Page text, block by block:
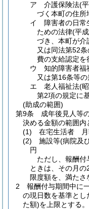
ア
介護保険法(
づく本町の住所
イ
障害者の日常
ための法律(平
づき、本町が介
又は同法第52
費の支給認定を
ウ
知的障害者福
又は第16条等
エ
老人福祉法(
第2項の規定に
(助成の範囲)
第9条
成年後見人等
決める金額の範囲内
(1)
在宅生活者
(2)
施設等(病院及
円
ただし、報酬付
ときは、その月の
限度額を、満たさ
2
報酬付与期間中に
の現日数を基準とし
た額)を上限とする。